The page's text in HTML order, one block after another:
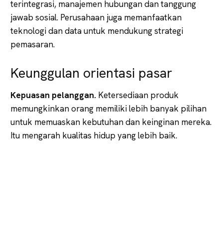
terintegrasi, manajemen hubungan dan tanggung
jawab sosial. Perusahaan juga memanfaatkan
teknologi dan data untuk mendukung strategi
pemasaran.
Keunggulan orientasi pasar
Kepuasan pelanggan. Ketersediaan produk
memungkinkan orang memiliki lebih banyak pilihan
untuk memuaskan kebutuhan dan keinginan mereka.
Itu mengarah kualitas hidup yang lebih baik.